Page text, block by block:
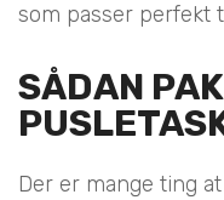
som passer perfekt
SÅDAN
Der er mange ting